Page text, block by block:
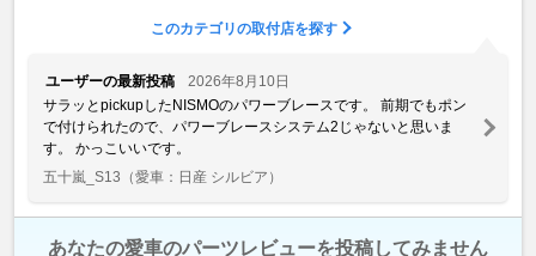
このカテゴリの取付店を探す
ユーザーの最新投稿
2026年8月10日
サラッとpickupしたNISMOのパワーブレースです。 前期でもポン
で付けられたので、パワーブレースシステム2じゃないと思いま
す。 かっこいいです。
五十嵐_S13 （愛車：日産 シルビア）
あなたの愛車のパーツレビューを投稿してみません